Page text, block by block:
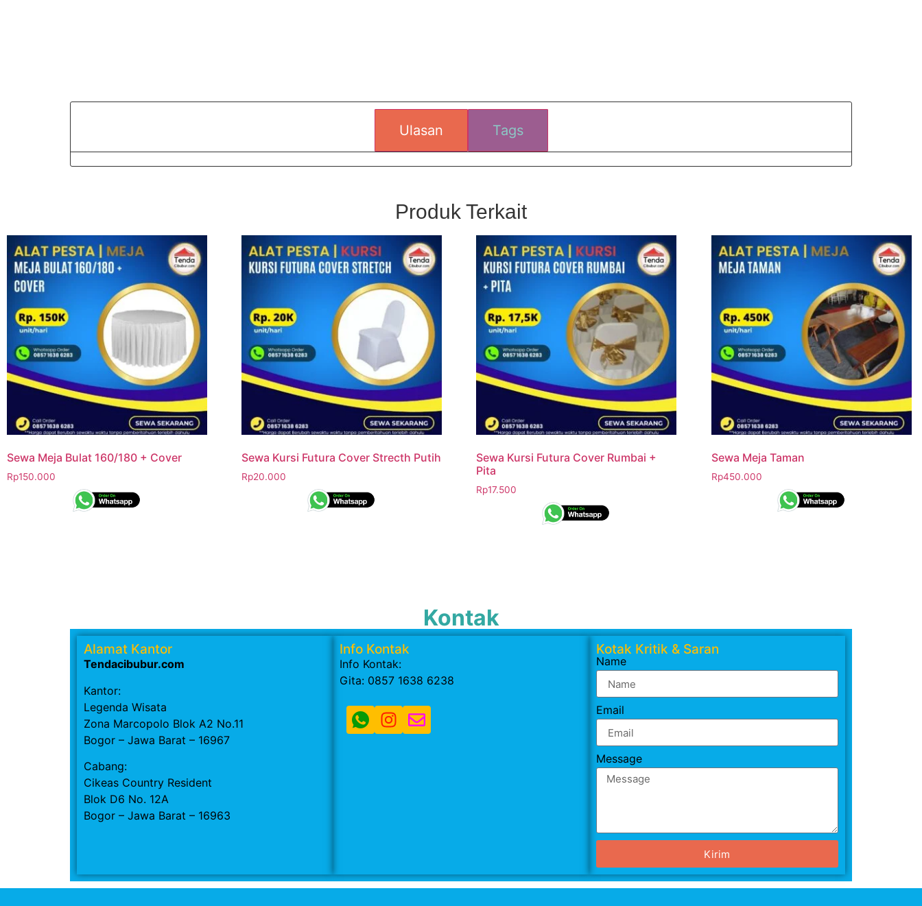
Ulasan Tags
Produk Terkait
Sewa Meja Bulat 160/180 + Cover
Rp150.000
Sewa Kursi Futura Cover Strecth Putih
Rp20.000
Sewa Kursi Futura Cover Rumbai +
Pita
Rp17.500
Sewa Meja Taman
Rp450.000
Kontak
Alamat Kantor
Tendacibubur.com
Kantor:
Legenda Wisata
Zona Marcopolo Blok A2 No.11
Bogor – Jawa Barat – 16967
Cabang:
Cikeas Country Resident
Blok D6 No. 12A
Bogor – Jawa Barat – 16963
Info Kontak
Info Kontak:
Gita: 0857 1638 6238
Kotak Kritik & Saran
Name
Email
Message
Kirim